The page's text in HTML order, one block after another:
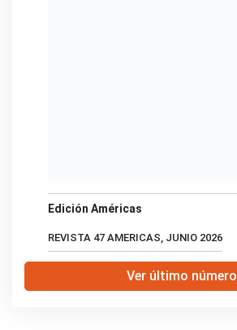
Edición Américas
REVISTA 47 AMERICAS, JUNIO 2026
Ver último número